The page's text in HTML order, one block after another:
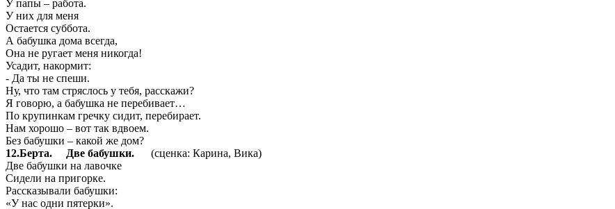
У папы – работа.
У них для меня
Остается суббота.
А бабушка дома всегда,
Она не ругает меня никогда!
Усадит, накормит:
- Да ты не спеши.
Ну, что там стряслось у тебя, расскажи?
Я говорю, а бабушка не перебивает…
По крупинкам гречку сидит, перебирает.
Нам хорошо – вот так вдвоем.
Без бабушки – какой же дом?
12.Берта. Две бабушки. (сценка: Карина, Вика)
Две бабушки на лавочке
Сидели на пригорке.
Рассказывали бабушки:
«У нас одни пятерки».